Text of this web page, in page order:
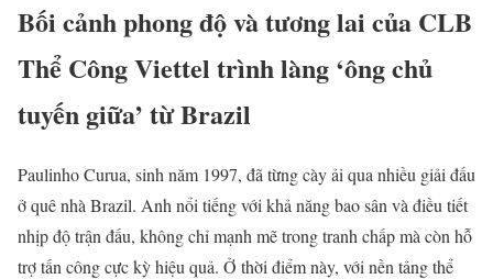
Bối cảnh phong độ và tương lai của CLB
Thể Công Viettel trình làng ‘ông chủ
tuyến giữa’ từ Brazil
Paulinho Curua, sinh năm 1997, đã từng cày ải qua nhiều giải đấu
ở quê nhà Brazil. Anh nổi tiếng với khả năng bao sân và điều tiết
nhịp độ trận đấu, không chỉ mạnh mẽ trong tranh chấp mà còn hỗ
trợ tấn công cực kỳ hiệu quả. Ở thời điểm này, với nền tảng thể